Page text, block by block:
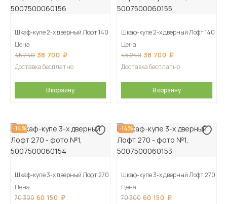
Шкаф-купе 2-х дверный Лофт 140
Цена
45 240 38 700
Доставка бесплатно
В корзину
Шкаф-купе 2-х дверный Лофт 140
Цена
45 240 38 700
Доставка бесплатно
В корзину
-14%
Шкаф-купе 3-х дверный Лофт 270
Цена
70 300 60 150
-14%
Шкаф-купе 3-х дверный Лофт 270
Цена
70 300 60 150